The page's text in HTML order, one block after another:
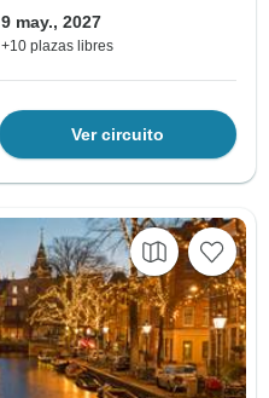
9 may., 2027
+10 plazas libres
Ver circuito